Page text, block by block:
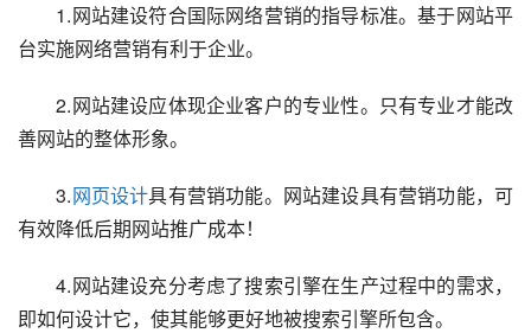
1.网站建设符合国际网络营销的指导标准。基于网站平
台实施网络营销有利于企业。
2.网站建设应体现企业客户的专业性。只有专业才能改
善网站的整体形象。
3.网页设计具有营销功能。网站建设具有营销功能，可
有效降低后期网站推广成本！
4.网站建设充分考虑了搜索引擎在生产过程中的需求，
即如何设计它，使其能够更好地被搜索引擎所包含。